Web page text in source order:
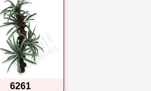
6261